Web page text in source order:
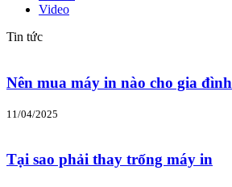
Video
Tin tức
Nên mua máy in nào cho gia đình
11/04/2025
Tại sao phải thay trống máy in